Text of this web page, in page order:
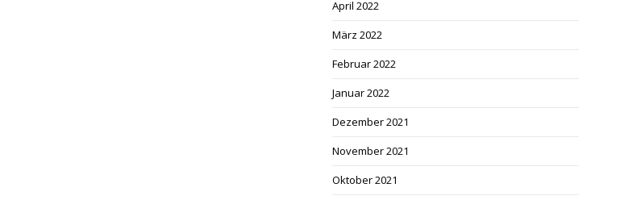
April 2022
März 2022
Februar 2022
Januar 2022
Dezember 2021
November 2021
Oktober 2021